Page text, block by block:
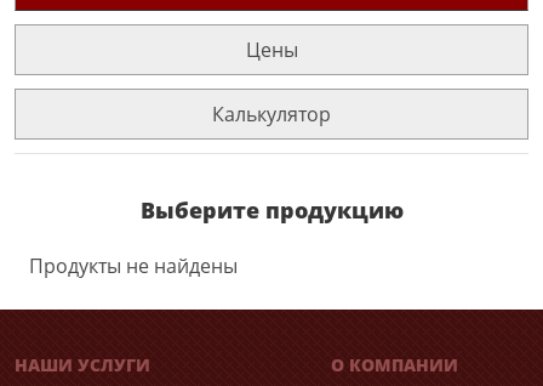
Цены
Калькулятор
Выберите продукцию
Продукты не найдены
НАШИ УСЛУГИ О КОМПАНИИ